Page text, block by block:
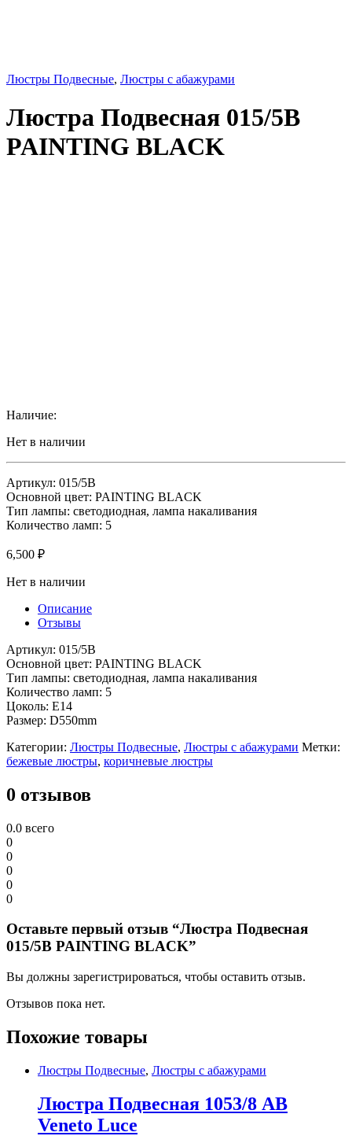
Люстры Подвесные, Люстры с абажурами
Люстра Подвесная 015/5B
PAINTING BLACK
Наличие:
Нет в наличии
Артикул: 015/5B
Основной цвет: PAINTING BLACK
Тип лампы: светодиодная, лампа накаливания
Количество ламп: 5
6,500 ₽
Нет в наличии
Описание
Отзывы
Артикул: 015/5B
Основной цвет: PAINTING BLACK
Тип лампы: светодиодная, лампа накаливания
Количество ламп: 5
Цоколь: Е14
Размер: D550mm
Категории: Люстры Подвесные, Люстры с абажурами Метки:
бежевые люстры, коричневые люстры
0 отзывов
0.0 всего
0
0
0
0
0
Оставьте первый отзыв “Люстра Подвесная
015/5B PAINTING BLACK”
Вы должны зарегистрироваться, чтобы оставить отзыв.
Отзывов пока нет.
Похожие товары
Люстры Подвесные, Люстры с абажурами
Люстра Подвесная 1053/8 AB
Veneto Luce